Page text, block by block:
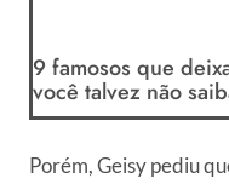
9 famosos que
você talvez não
Porém, Geisy pediu